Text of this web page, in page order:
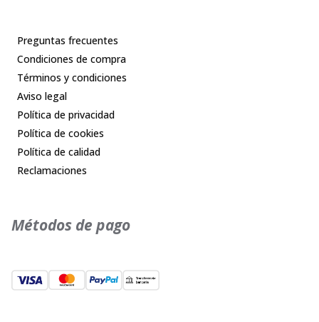
Preguntas frecuentes
Condiciones de compra
Términos y condiciones
Aviso legal
Política de privacidad
Política de cookies
Política de calidad
Reclamaciones
Métodos de pago